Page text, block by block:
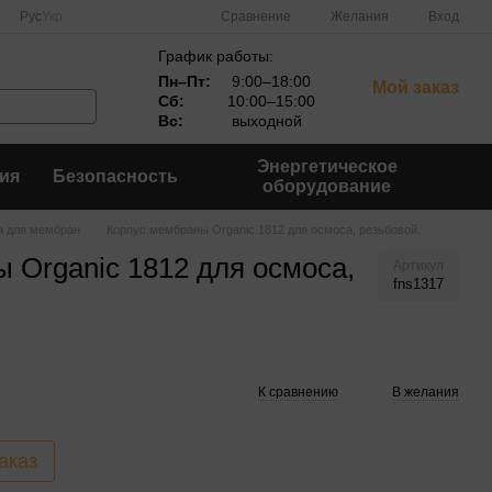
Рус Сравнение Желания Вход
График работы:
Пн–Пт:
9:00–18:00
Сб:
10:00–15:00
Вс:
выходной
Мой заказ
Безопасность
Энергетическое
оборудование
для мембран Корпус мембраны Organic 1812 для осмоса, резьбовой.
Organic 1812 для осмоса,
fns1317
К сравнению В желания